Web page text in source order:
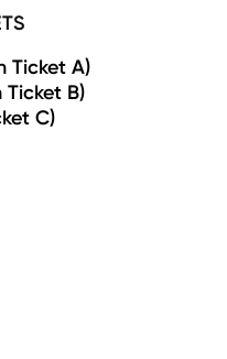
Ticket A)
B)
C)